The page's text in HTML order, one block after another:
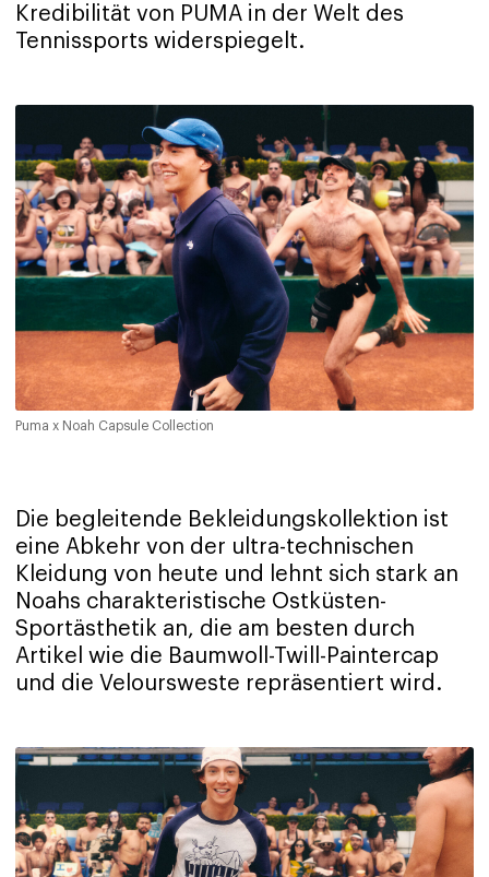
Kredibilität von PUMA in der Welt des
Tennissports widerspiegelt.
Puma x Noah Capsule Collection
Die begleitende Bekleidungskollektion ist
eine Abkehr von der ultra-technischen
Kleidung von heute und lehnt sich stark an
Noahs charakteristische Ostküsten-
Sportästhetik an, die am besten durch
Artikel wie die Baumwoll-Twill-Paintercap
und die Veloursweste repräsentiert wird.